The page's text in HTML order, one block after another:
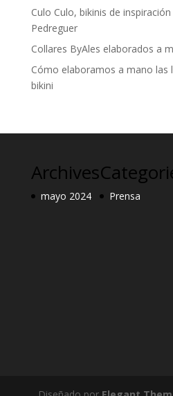
Culo Culo, bikinis de
Pedreguer
Collares ByAles elaborados a
Cómo elaboramos a mano las
bikini
Archives
mayo 2024 Prensa